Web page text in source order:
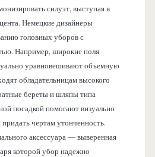
силуэт, выступая в
Немецкие дизайнеры
головных уборов с
Например, широкие поля
уравновешивают объемную
обладательницам высокого
береты и шляпы типа
посадкой помогают визуально
чертам утонченность.
аксессуара — выверенная
которой убор надежно